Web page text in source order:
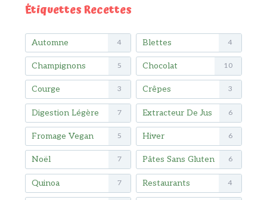
Étiquettes Recettes
Automne 4 Blettes 4
Champignons 5 Chocolat 10
Courge 3 Crêpes 3
Digestion Légère 7 Extracteur De Jus 6
Fromage Vegan 5 Hiver 6
Noël 7 Pâtes Sans Gluten 6
Quinoa 7 Restaurants 4